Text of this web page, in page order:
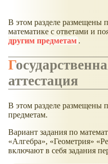
В этом разделе
математике с ответами и
другим предметам .
Государственная итоговая
аттестация
В этом разделе
предметам.
Вариант задания по
«Алгебра», «Геометрия»
включают в себя задания